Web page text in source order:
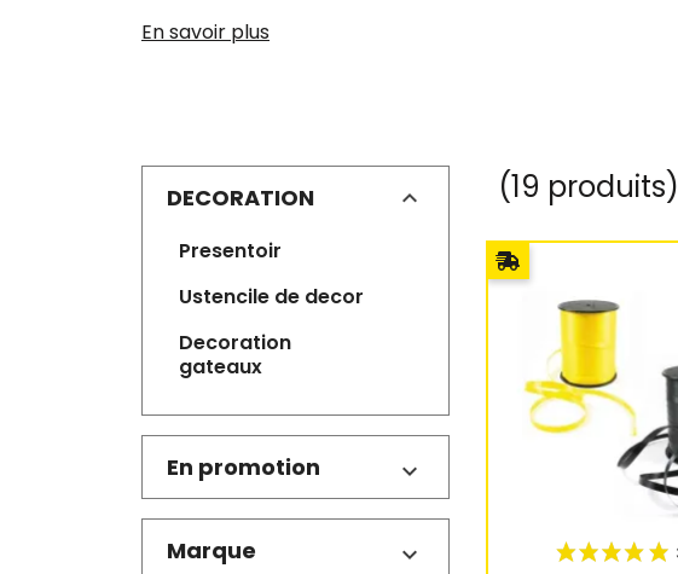
En savoir plus
DECORATION
presentoir
ustencile de decor
decoration
gateaux
En promotion
Marque
(19 produits)